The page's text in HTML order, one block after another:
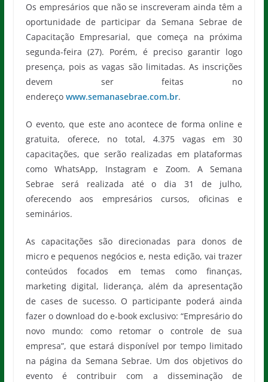
Os empresários que não se inscreveram ainda têm a
oportunidade de participar da Semana Sebrae de
Capacitação Empresarial, que começa na próxima
segunda-feira (27). Porém, é preciso garantir logo
presença, pois as vagas são limitadas. As inscrições
devem ser feitas no
endereço www.semanasebrae.com.br.
O evento, que este ano acontece de forma online e
gratuita, oferece, no total, 4.375 vagas em 30
capacitações, que serão realizadas em plataformas
como WhatsApp, Instagram e Zoom. A Semana
Sebrae será realizada até o dia 31 de julho,
oferecendo aos empresários cursos, oficinas e
seminários.
As capacitações são direcionadas para donos de
micro e pequenos negócios e, nesta edição, vai trazer
conteúdos focados em temas como finanças,
marketing digital, liderança, além da apresentação
de cases de sucesso. O participante poderá ainda
fazer o download do e-book exclusivo: “Empresário do
novo mundo: como retomar o controle de sua
empresa”, que estará disponível por tempo limitado
na página da Semana Sebrae. Um dos objetivos do
evento é contribuir com a disseminação de